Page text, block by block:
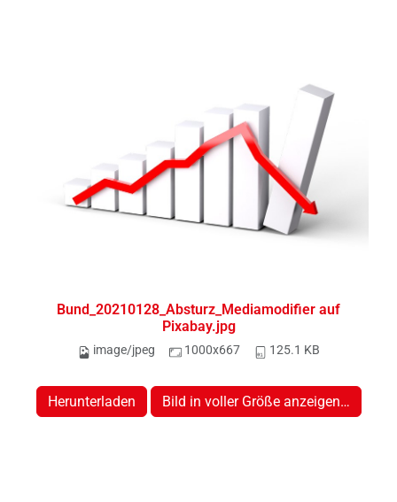
Bund_20210128_Absturz_Mediamodifier auf
Pixabay.jpg
image/jpeg 1000x667 125.1 KB
Herunterladen Bild in voller Größe anzeigen…